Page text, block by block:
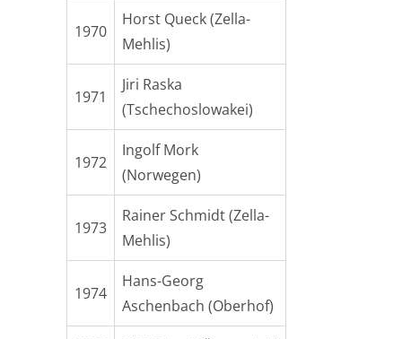
1970
Horst Queck (Zella-
Mehlis)
1971
Jiri Raska
(Tschechoslowakei)
1972
Ingolf Mork
(Norwegen)
1973
Rainer Schmidt (Zella-
Mehlis)
1974
Hans-Georg
Aschenbach (Oberhof)